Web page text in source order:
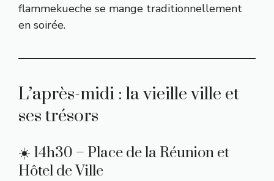
flammekueche se mange traditionnellement
en soirée.
L’après-midi : la vieille ville et
ses trésors
☀️ 14h30 – Place de la Réunion et
Hôtel de Ville